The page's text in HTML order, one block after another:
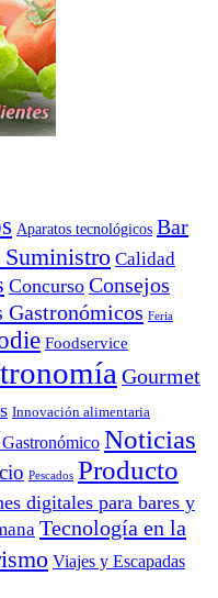
Aparatos tecnológicos Bar
Suministro Calidad
Concurso Consejos
Gastronómicos Feria
Foodservice
Gourmet
Innovación alimentaria
Noticias
Pescados Producto
digitales para bares y
Tecnología en la
Viajes y Escapadas